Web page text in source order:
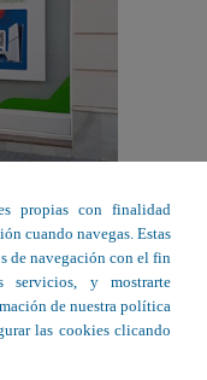
propias con finalidad
cuando navegas. Estas
de navegación con el fin
servicios, y mostrarte
de nuestra política
las cookies clicando